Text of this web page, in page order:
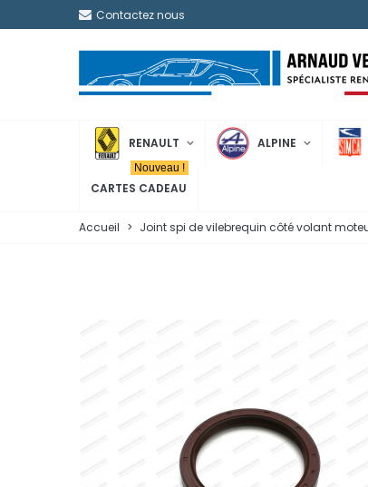
Contactez nous
RENAULT ALPINE
CARTES CADEAU
Nouveau !
Accueil > Joint spi de vilebrequin côté volant